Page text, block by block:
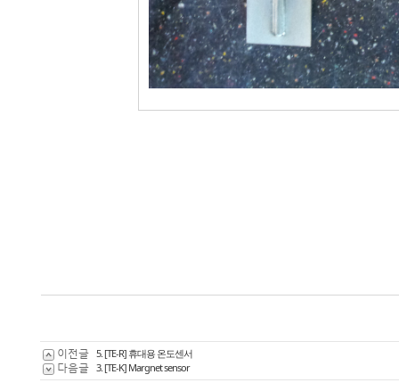
이전글 5. [TE-R] 휴대용 온도센서
다음글 3. [TE-K] Margnet sensor